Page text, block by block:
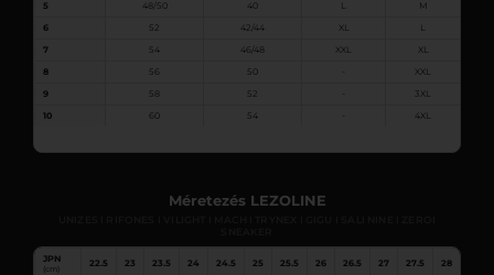
5
48/50 40 L
M
6
52 42/44 XL
L
7
54 46/48 XXL
XL
8
56 50
XXL
9
58 52
3XL
10
60 54 4XL
Méretezés LEZOLINE
JPN
(cm)
22.5 23 23.5 24 24.5 25 25.5 26 26.5 27 27.5 28